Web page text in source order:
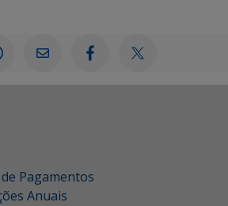
Pagamentos
Anuais